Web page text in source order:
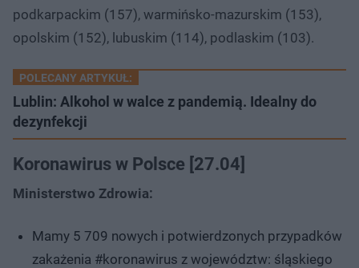
podkarpackim (157), warmińsko-mazurskim (153),
opolskim (152), lubuskim (114), podlaskim (103).
POLECANY ARTYKUŁ:
Lublin: Alkohol w walce z pandemią. Idealny do
dezynfekcji
Koronawirus w Polsce [27.04]
Ministerstwo Zdrowia:
Mamy 5 709 nowych i potwierdzonych przypadków
zakażenia #koronawirus z województw: śląskiego